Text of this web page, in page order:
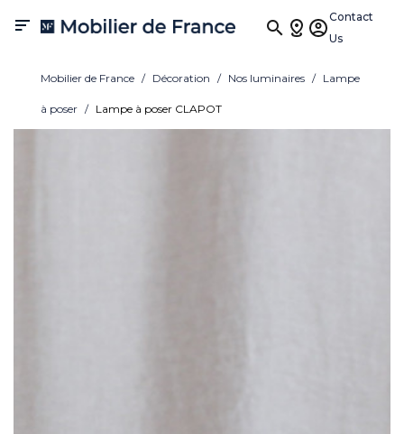

Contact
Us
Mobilier de France Décoration Nos luminaires Lampe
à poser Lampe à poser CLAPOT